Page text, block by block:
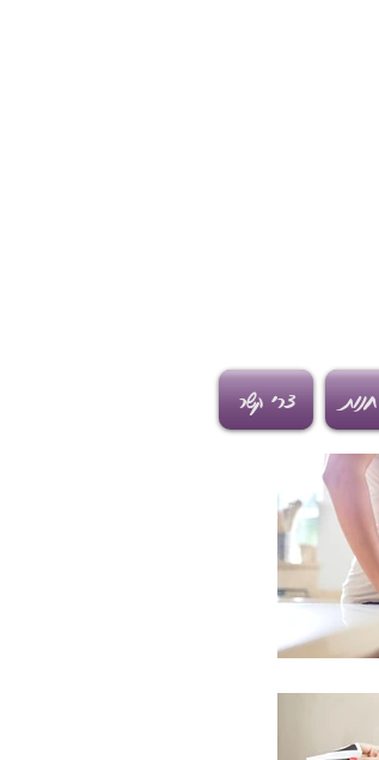
חנות צרי קשר